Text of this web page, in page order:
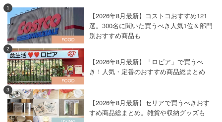
1
【2026年8月最新】コストコおすすめ121
選。300名に聞いた買うべき人気1位＆部門
別おすすめ商品も
2
【2026年8月最新】「ロピア」で買うべ
き！人気・定番のおすすめ商品総まとめ
3
【2026年8月最新】セリアで買うべきおす
すめ商品総まとめ。雑貨や収納グッズも